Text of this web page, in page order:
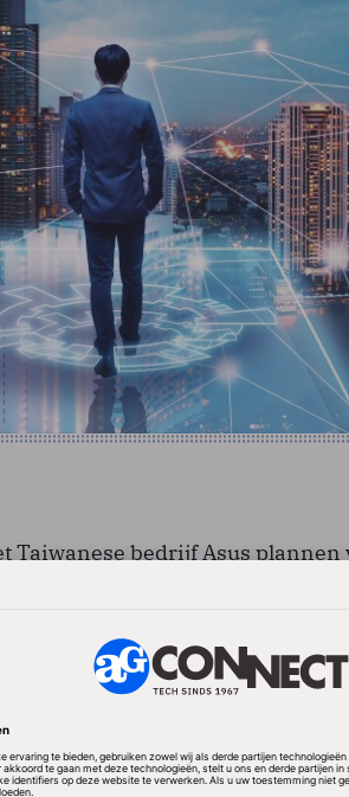
Taiwanese bedrijf Asus
draait. Naar verluidt paste Dell
Google aan voor gebruik met
(MID’s). Of en wanneer deze
netbooks, waaronder de Eee PC